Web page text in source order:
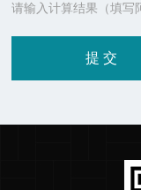
请输入计算结果（填写